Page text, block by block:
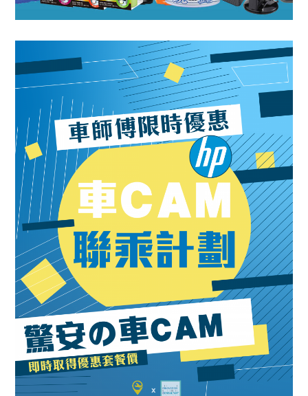
CAP 圖當錢洗？
優惠申請方法 成為「車師傅」新會員① 立 …